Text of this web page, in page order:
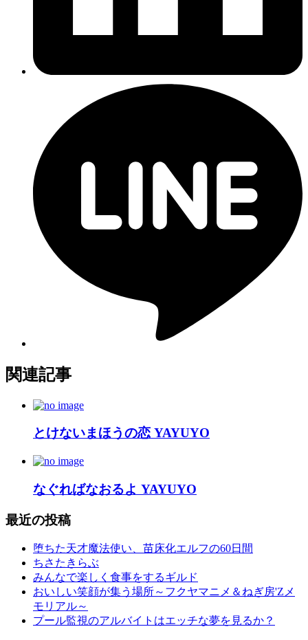
関連記事
とけないまほうの恋 YAYUYO
なぐればなおるよ YAYUYO
最近の投稿
堕ちた天才魔法使い、苗床化エルフの60日間
ちさたきらぶ
みんなで楽しく食事をするギルド
おいしい笑顔が集う場所～フクヤマニメ＆ねぎ房'Zメ
モリアル～
プール監視のアルバイトはエッチな夢を見るか？